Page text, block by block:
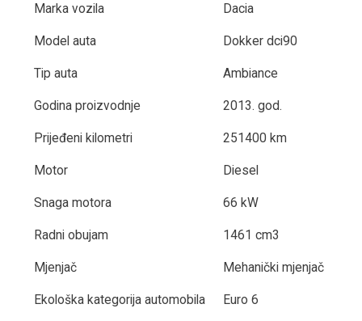
Marka vozila Dacia
Model auta Dokker dci90
Tip auta Ambiance
Godina proizvodnje 2013. god.
Prijeđeni kilometri 251400 km
Motor Diesel
Snaga motora 66 kW
Radni obujam 1461 cm3
Mjenjač Mehanički mjenjač
Ekološka kategorija automobila Euro 6